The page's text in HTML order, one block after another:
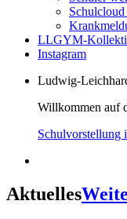
LLGYM-
Instagram
Ludwig-
Willkommen auf
Schulvorstellung
Aktuelles